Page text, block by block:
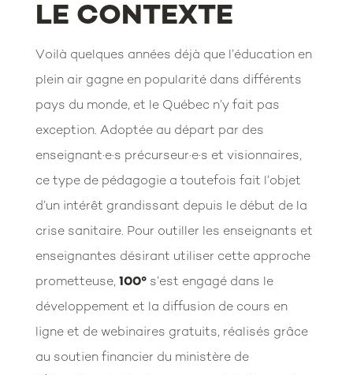
LE CONTEXTE
Voilà quelques années déjà que l’éducation en
plein air gagne en popularité dans différents
pays du monde, et le Québec n’y fait pas
exception. Adoptée au départ par des
enseignant·e·s précurseur·e·s et visionnaires,
ce type de pédagogie a toutefois fait l’objet
d’un intérêt grandissant depuis le début de la
crise sanitaire. Pour outiller les enseignants et
enseignantes désirant utiliser cette approche
prometteuse, 100°s’est engagé dans le
développement et la diffusion de cours en
ligne et de webinaires gratuits, réalisés grâce
au soutien financier du ministère de